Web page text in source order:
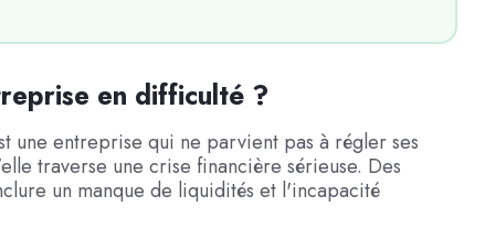
en difficulté ?
une entreprise qui ne parvient pas à régler ses
traverse une crise financière sérieuse. Des
un manque de liquidités et l'incapacité